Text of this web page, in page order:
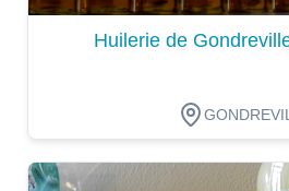
Huilerie de